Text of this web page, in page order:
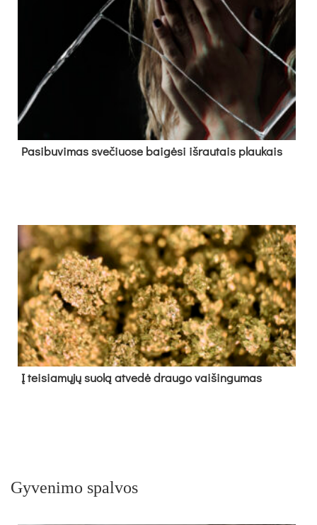
Pa­si­bu­vi­mas sve­čiuo­se bai­gė­si iš­rau­tais plau­kais
Į tei­sia­mų­jų suo­lą at­ve­dė drau­go vai­šin­gu­mas
Gyvenimo spalvos